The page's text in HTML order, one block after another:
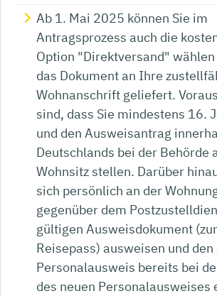
Ab 1. Mai 2025 können Sie im
Antragsprozess auch die
Option "Direktversand"
das Dokument an Ihre
Wohnanschrift geliefert.
sind, dass Sie mindestens 16.
und den Ausweisantrag
Deutschlands bei der Behörde
Wohnsitz stellen. Darüber
sich persönlich an der
gegenüber dem
gültigen Ausweisdokument
Reisepass) ausweisen und den
Personalausweis bereits bei
des neuen Personalausweises